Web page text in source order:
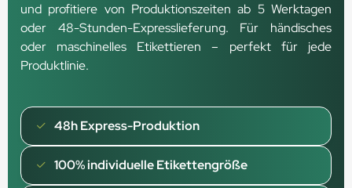
und profitiere von Produktionszeiten ab 5 Werktagen
oder 48-Stunden-Expresslieferung. Für händisches
oder maschinelles Etikettieren – perfekt für jede
Produktlinie.
48h Express-Produktion
100% individuelle Etikettengröße